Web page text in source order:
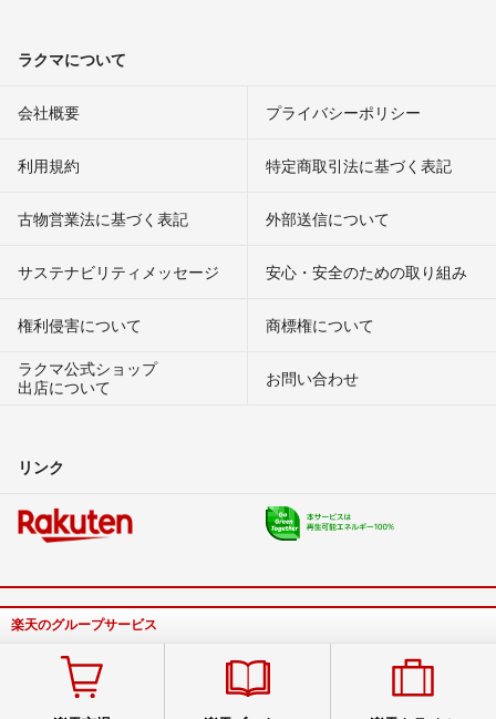
ラクマについて
会社概要 プライバシーポリシー
利用規約 特定商取引法に基づく表記
古物営業法に基づく表記 外部送信について
サステナビリティメッセージ 安心・安全のための取り組み
権利侵害について
商標権について
ラクマ公式ショップ
出店について
お問い合わせ
リンク
楽天のグループサービス